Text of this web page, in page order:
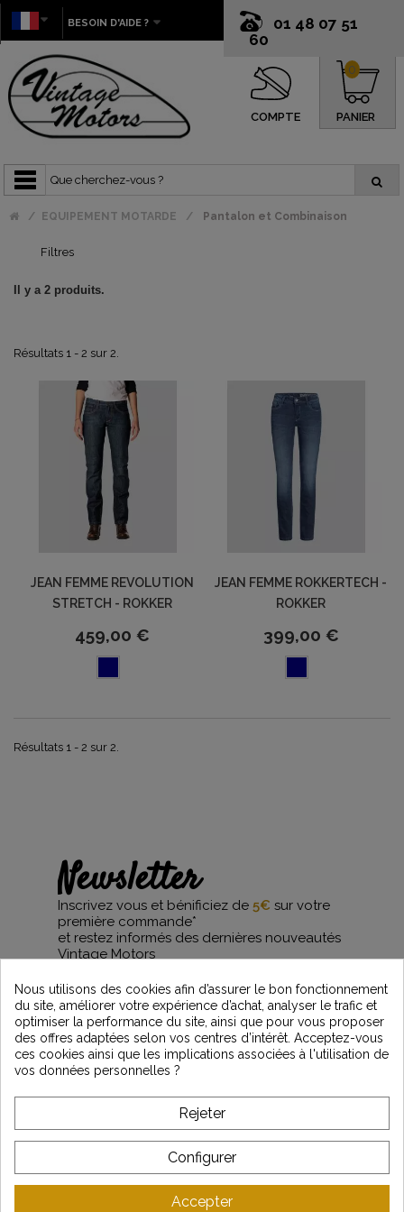
01 48 07 51
60
BESOIN D'AIDE ?
COMPTE PANIER
0
EQUIPEMENT MOTARDE Pantalon et Combinaison
Filtres
Il y a 2 produits.
Résultats 1 - 2 sur 2.
JEAN FEMME REVOLUTION
STRETCH - ROKKER
459,00 €
JEAN FEMME ROKKERTECH -
ROKKER
399,00 €
Résultats 1 - 2 sur 2.
Newsletter
Inscrivez vous et bénificiez de 5€ sur votre
première commande*
et restez informés des dernières nouveautés
Vintage Motors
*Dès 99€ d'achat. En vous abonnant à notre newsletter, vous reconnaissez avoir pris
connaissance de notre politique de gestion des données personnelles et vous
l'acceptez.
SERVICE CLIENT
DERNIÈRES ACTUALITÉS
Nous utilisons des cookies afin d’assurer le bon fonctionnement
du site, améliorer votre expérience d’achat, analyser le trafic et
optimiser la performance du site, ainsi que pour vous proposer
des offres adaptées selon vos centres d’intérêt. Acceptez-vous
ces cookies ainsi que les implications associées à l'utilisation de
vos données personnelles ?
Rejeter
Configurer
Accepter